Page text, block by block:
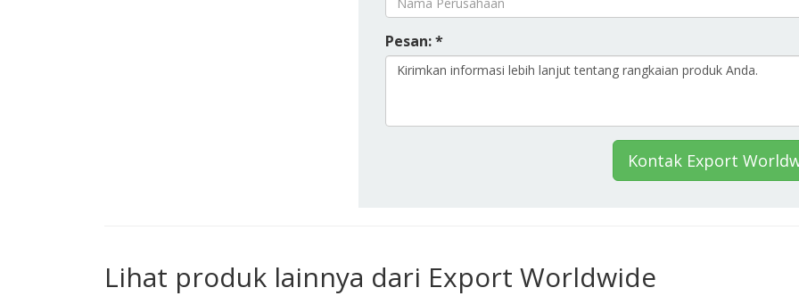
Pesan: *
Kontak Export
Lihat produk lainnya dari Export Worldwide